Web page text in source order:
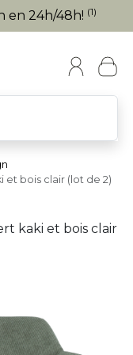
en 24h/48h! (1)
et bois clair (lot de 2)
kaki et bois clair